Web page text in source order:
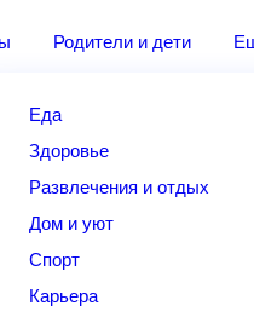
Родители и дети
Еда
Здоровье
Развлечения и отдых
Дом и уют
Спорт
Карьера
10 дней 14 дней